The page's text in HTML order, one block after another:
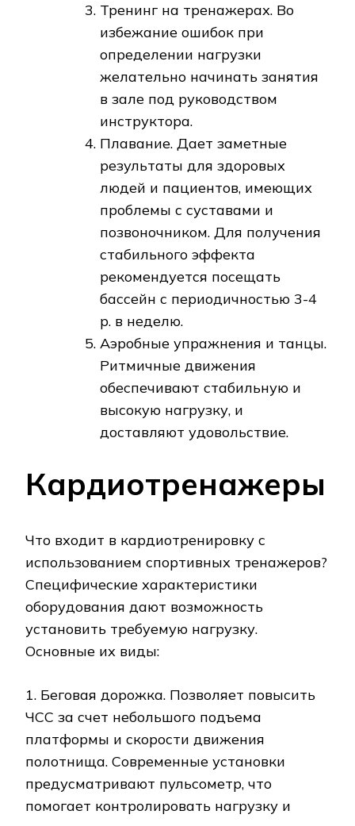
Тренинг на тренажерах. Во
избежание ошибок при
определении нагрузки
желательно начинать занятия
в зале под руководством
инструктора.
Плавание. Дает заметные
результаты для здоровых
людей и пациентов, имеющих
проблемы с суставами и
позвоночником. Для получения
стабильного эффекта
рекомендуется посещать
бассейн с периодичностью 3-4
р. в неделю.
Аэробные упражнения и танцы.
Ритмичные движения
обеспечивают стабильную и
высокую нагрузку, и
доставляют удовольствие.
Кардиотренажеры
Что входит в кардиотренировку с
использованием спортивных тренажеров?
Специфические характеристики
оборудования дают возможность
установить требуемую нагрузку.
Основные их виды:
1. Беговая дорожка. Позволяет повысить
ЧСС за счет небольшого подъема
платформы и скорости движения
полотнища. Современные установки
предусматривают пульсометр, что
помогает контролировать нагрузку и